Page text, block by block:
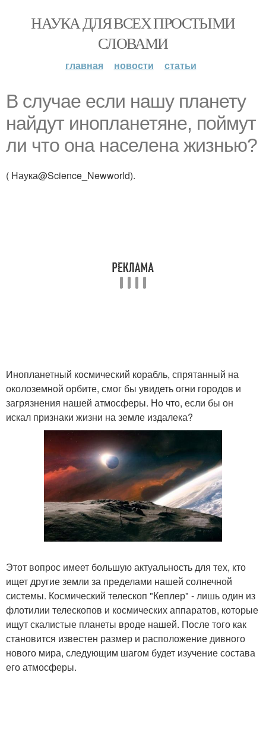
НАУКА ДЛЯ ВСЕХ ПРОСТЫМИ
СЛОВАМИ
главная новости статьи
В случае если нашу планету
найдут инопланетяне, поймут
ли что она населена жизнью?
( Наука@Science_Newworld).
Инопланетный космический корабль, спрятанный на
околоземной орбите, смог бы увидеть огни городов и
загрязнения нашей атмосферы. Но что, если бы он
искал признаки жизни на земле издалека?
Этот вопрос имеет большую актуальность для тех, кто
ищет другие земли за пределами нашей солнечной
системы. Космический телескоп "Кеплер" - лишь один из
флотилии телескопов и космических аппаратов, которые
ищут скалистые планеты вроде нашей. После того как
становится известен размер и расположение дивного
нового мира, следующим шагом будет изучение состава
его атмосферы.